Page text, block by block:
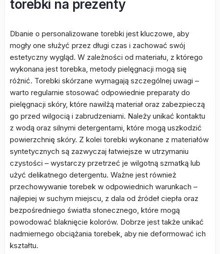
torebki na prezenty
Dbanie o personalizowane torebki jest kluczowe, aby
mogły one służyć przez długi czas i zachować swój
estetyczny wygląd. W zależności od materiału, z którego
wykonana jest torebka, metody pielęgnacji mogą się
różnić. Torebki skórzane wymagają szczególnej uwagi –
warto regularnie stosować odpowiednie preparaty do
pielęgnacji skóry, które nawilżą materiał oraz zabezpieczą
go przed wilgocią i zabrudzeniami. Należy unikać kontaktu
z wodą oraz silnymi detergentami, które mogą uszkodzić
powierzchnię skóry. Z kolei torebki wykonane z materiałów
syntetycznych są zazwyczaj łatwiejsze w utrzymaniu
czystości – wystarczy przetrzeć je wilgotną szmatką lub
użyć delikatnego detergentu. Ważne jest również
przechowywanie torebek w odpowiednich warunkach –
najlepiej w suchym miejscu, z dala od źródeł ciepła oraz
bezpośredniego światła słonecznego, które mogą
powodować blaknięcie kolorów. Dobrze jest także unikać
nadmiernego obciążania torebek, aby nie deformować ich
kształtu.